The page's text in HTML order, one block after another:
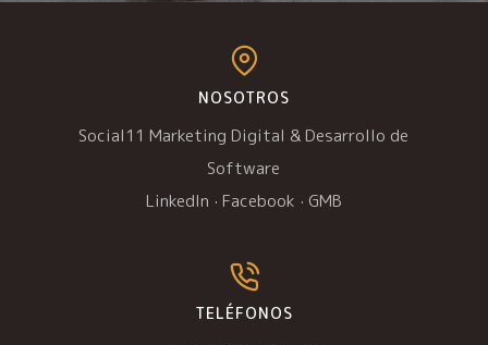
NOSOTROS
Social11 Marketing Digital & Desarrollo de
Software
LinkedIn · Facebook · GMB
TELÉFONOS